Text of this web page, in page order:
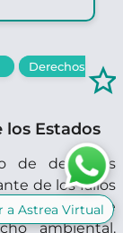
Derechosstar_border
los Estados
de derechos
de los fallos
y de
ambiental.
a Astrea Virtual